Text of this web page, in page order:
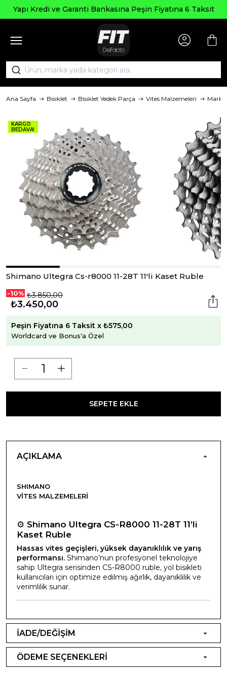
ve Garanti Bankasına Peşin Fiyatına 6 Taksit
Ana Sayfa Bisiklet Bisiklet Yedek Parça Vites Malzemeleri Marka
KARGO
BEDAVA!
Shimano Ultegra Cs-r8000 11-28T 11'li Kaset Ruble
-10% ₺3.850,00
₺3.450,00
Peşin Fiyatına 6 Taksit x ₺575,00
Worldcard ve Bonus'a Özel
SEPETE EKLE
AÇIKLAMA
SHIMANO
VITES MALZEMELERI
⚙️ Shimano Ultegra CS-R8000 11-28T 11’li
Kaset Ruble
Hassas vites geçişleri, yüksek dayanıklılık ve yarış
performansı. Shimano’nun profesyonel teknolojiye
sahip Ultegra serisinden CS-R8000 ruble, yol bisikleti
kullanıcıları için optimize edilmiş ağırlık, dayanıklılık ve
verimlilik sunar.
İADE/DEĞİŞİM
ÖDEME SEÇENEKLERİ